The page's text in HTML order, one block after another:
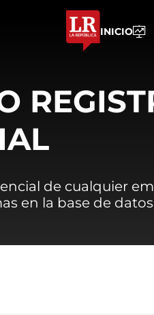
INICIO
de cualquier
en la base de